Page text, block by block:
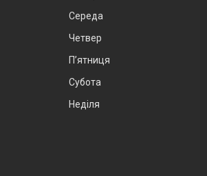
Середа
Четвер
Пʼятниця
Субота
Неділя